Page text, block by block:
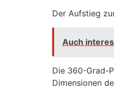
Der Aufstieg
Auch
Die 360-Grad-
Dimensionen